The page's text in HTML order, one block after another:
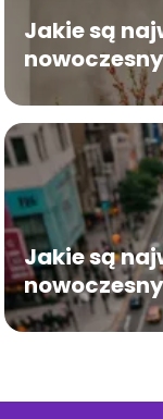
Jakie są
warto
Jakie są
Przewodnik